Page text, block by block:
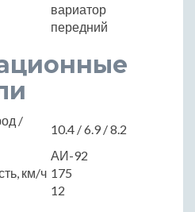
вариатор
передний
/
10.4 / 6.9 / 8.2
АИ-92
км/ч 175
12